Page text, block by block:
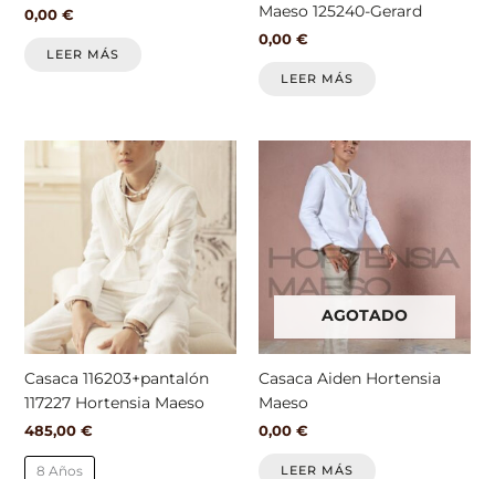
0,00 €
LEER MÁS
Maeso 125240-Gerard
0,00 €
LEER MÁS
Casaca 116203+pantalón
117227 Hortensia Maeso
485,00 €
8 Años
múltiples
variantes.
Las
opciones
se
pueden
AGOTADO
Casaca Aiden Hortensia
Maeso
0,00 €
LEER MÁS